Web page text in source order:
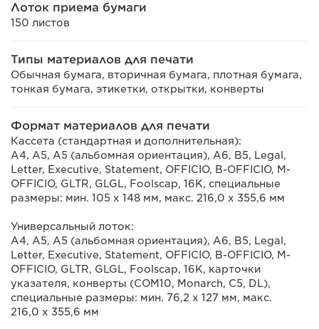
Лоток приема бумаги
150 листов
Типы материалов для печати
Обычная бумага, вторичная бумага, плотная бумага,
тонкая бумага, этикетки, открытки, конверты
Формат материалов для печати
Кассета (стандартная и дополнительная):
A4, A5, A5 (альбомная ориентация), A6, B5, Legal,
Letter, Executive, Statement, OFFICIO, B-OFFICIO, M-
OFFICIO, GLTR, GLGL, Foolscap, 16K, специальные
размеры: мин. 105 х 148 мм, макс. 216,0 х 355,6 мм
Универсальный лоток:
A4, A5, A5 (альбомная ориентация), A6, B5, Legal,
Letter, Executive, Statement, OFFICIO, B-OFFICIO, M-
OFFICIO, GLTR, GLGL, Foolscap, 16K, карточки
указателя, конверты (COM10, Monarch, C5, DL),
специальные размеры: мин. 76,2 x 127 мм, макс.
216,0 х 355,6 мм